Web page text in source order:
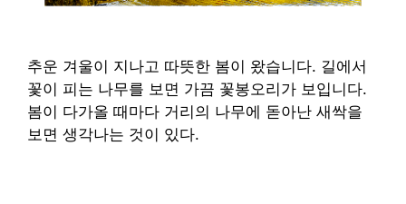
추운 겨울이 지나고 따뜻한 봄이 왔습니다. 길에서
꽃이 피는 나무를 보면 가끔 꽃봉오리가 보입니다.
봄이 다가올 때마다 거리의 나무에 돋아난 새싹을
보면 생각나는 것이 있다.